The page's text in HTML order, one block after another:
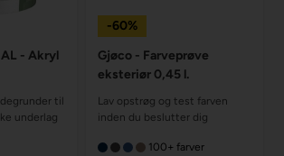
- Akryl
til
underlag
-60%
Gjøco - Farveprøve
eksteriør 0,45 l.
Lav opstrøg og test farven
inden du beslutter dig
100+ farver